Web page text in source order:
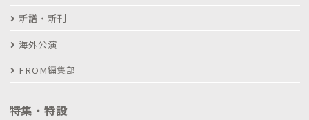
新譜・新刊
海外公演
FROM編集部
特集・特設